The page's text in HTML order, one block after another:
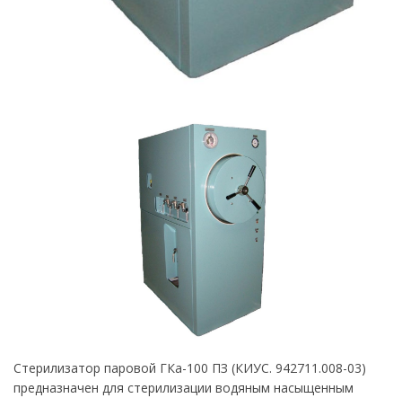
Стерилизатор паровой ГКа-100 ПЗ (КИУС. 942711.008-03)
предназначен для стерилизации водяным насыщенным